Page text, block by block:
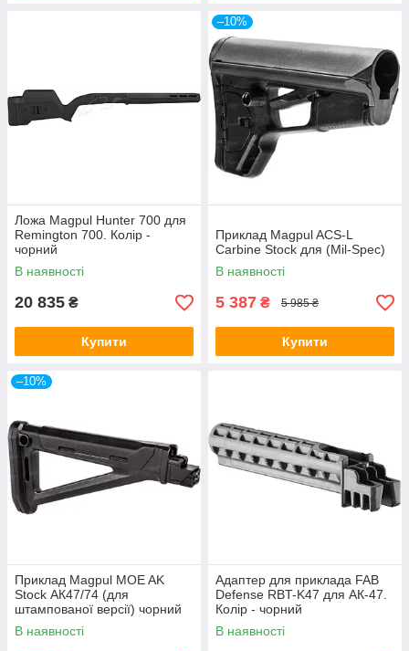
Ложа Magpul Hunter 700 для
Remington 700. Колір -
чорний
В наявності
20 835 ₴
Купити
–10%
Приклад Magpul ACS-L
Carbine Stock для (Mil-Spec)
В наявності
5 387 ₴ 5 985 ₴
Купити
–10%
Приклад Magpul MOE AK
Stock АК47/74 (для
штампованої версії) чорний
В наявності
Адаптер для приклада FAB
Defense RBT-K47 для АК-47.
Колір - чорний
В наявності